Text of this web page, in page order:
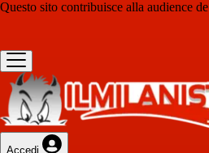
Questo sito contribuisce alla audience de
Accedi